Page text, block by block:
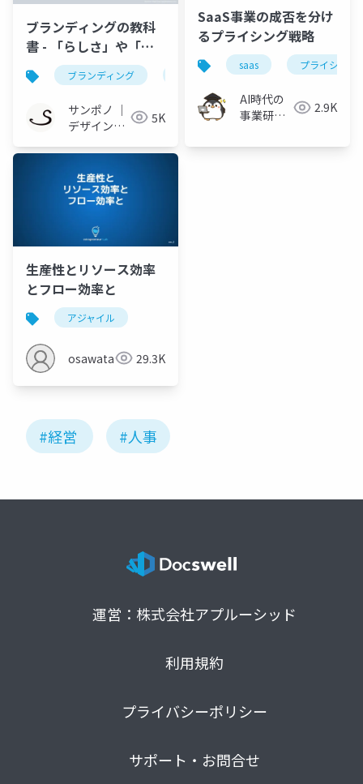
ブランディングの教科
書 - 「らしさ」や「差
別化」の先へ。-公開用
ブランディング デザイン マーケティング
サンポノ ｜
デザインと
所
5K
SaaS事業の成否を分け
るプライシング戦略
saas プライシング
AI時代の
事業研究 /
2.9K
生産性とリソース効率
とフロー効率と
アジャイル
osawata 29.3K
#経営 #人事
運営：株式会社アプルーシッド
利用規約
プライバシーポリシー
サポート・お問合せ